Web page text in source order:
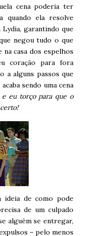
cena poderia ter
quando ela resolve
garantindo que
negou tudo o que
na casa dos espelhos
coração para fora
a alguns passos que
acaba sendo uma cena
e eu torço para que o
ideia de como pode
de um culpado
alguém se entregar,
– pelo menos